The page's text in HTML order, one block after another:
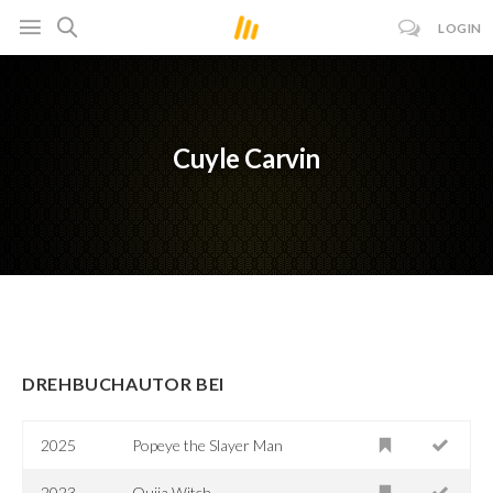
LOGIN
Cuyle Carvin
DREHBUCHAUTOR BEI
2025 Popeye the Slayer Man